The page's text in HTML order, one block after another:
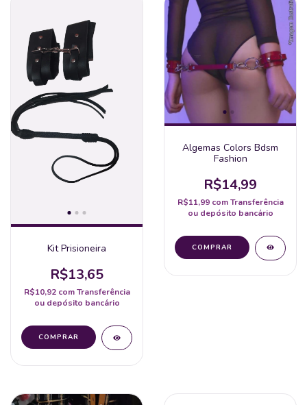
Kit Prisioneira
R$13,65
R$10,92 com Transferência
ou depósito bancário
Algemas Colors Bdsm
Fashion
R$14,99
R$11,99 com Transferência
ou depósito bancário